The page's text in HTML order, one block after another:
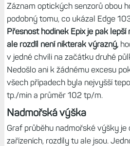
Záznam optických senzorů obou
podobný tomu, co ukázal Edge
Přesnost hodinek Epix je pak lepší
ale rozdíl není nikterak výrazný,
v jedné chvíli na začátku druhé
Nedošlo ani k žádnému excesu
všech případech byla nejvyšší
tp./min a průměr 102 tp/m.
Nadmořská výška
Graf průběhu nadmořské výšky
zařízeních, rozdíly tu ale jsou.